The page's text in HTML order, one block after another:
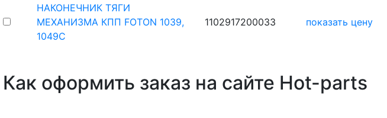
НАКОНЕЧНИК ТЯГИ
МЕХАНИЗМА КПП FOTON 1039,
1049С
1102917200033 показать цену
Как оформить заказ на сайте Hot-parts